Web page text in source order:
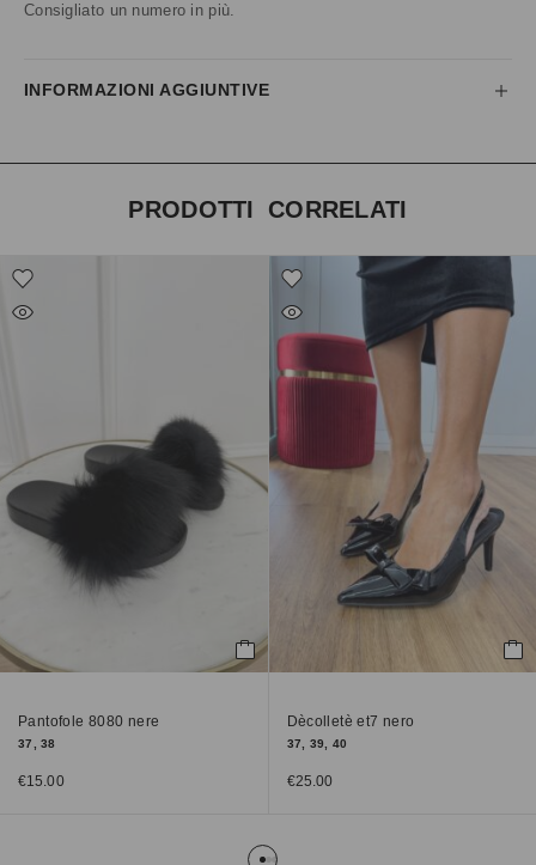
Consigliato un numero in più.
INFORMAZIONI AGGIUNTIVE
PRODOTTI CORRELATI
Pantofole 8080 nere
37, 38
€15.00
Dècolletè et7 nero
37, 39, 40
€25.00